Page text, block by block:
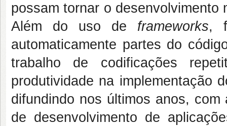
possam tornar o
Além do uso de frameworks,
automaticamente partes do
trabalho de codificações
produtividade na implementação
difundindo nos últimos anos,
de desenvolvimento de